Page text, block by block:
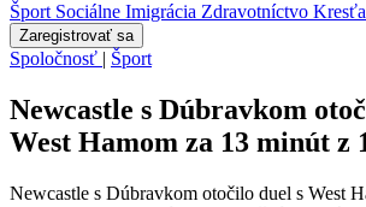
Šport Sociálne Imigrácia Zdravotníctvo
Zaregistrovať sa
Spoločnosť | Šport
Newcastle s Dúbravkom
West Hamom za 13 minút z
Newcastle s Dúbravkom otočilo duel s West